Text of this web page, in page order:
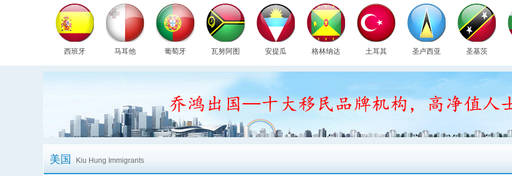
西班牙 马耳他 葡萄牙 瓦努阿图 安提瓜 格林纳达 土耳其 圣卢西亚 圣基茨
美国 Kiu Hung Immigrants